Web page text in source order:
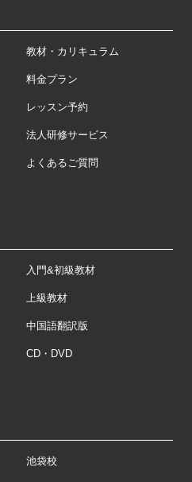
教材・カリキュラム
料金プラン
レッスン予約
法人研修サービス
よくあるご質問
入門&初級教材
上級教材
中国語翻訳版
CD・DVD
池袋校